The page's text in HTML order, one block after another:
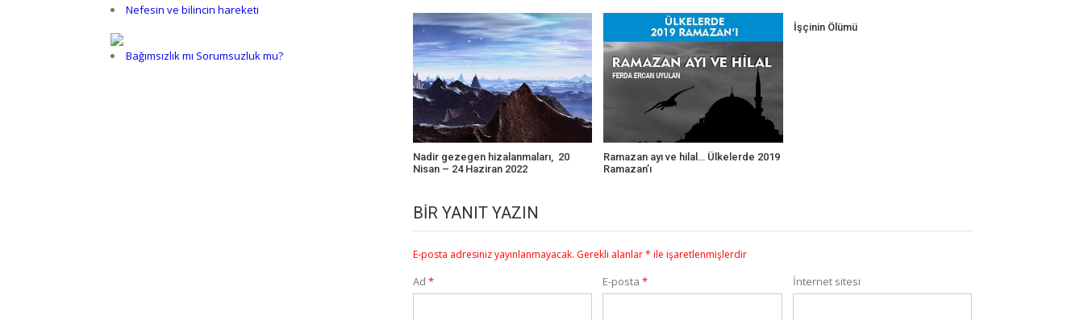
Nadir gezegen hizalanmaları, 20
Nisan – 24 Haziran 2022
Ramazan ayı ve hilal… Ülkelerde 2019
Ramazan’ı
İşçinin Ölümü
BIR YANIT YAZIN
E-posta adresiniz yayınlanmayacak. Gerekli alanlar* ile işaretlenmişlerdir
Ad * E-posta* İnternet sitesi
Nefesin ve bilincin hareketi
Bağımsızlık mı Sorumsuzluk mu?